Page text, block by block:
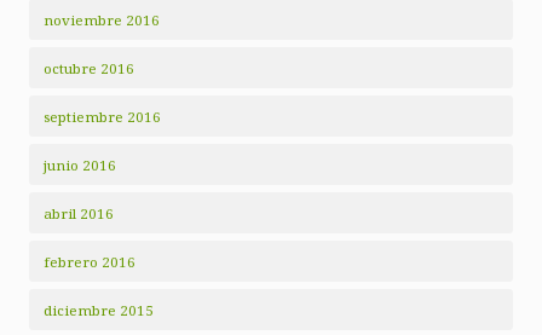
noviembre 2016
octubre 2016
septiembre 2016
junio 2016
abril 2016
febrero 2016
diciembre 2015